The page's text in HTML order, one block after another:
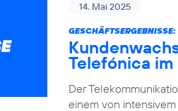
14. Mai 2025
GESCHÄFTSERGEBNISSE:
Telefónica
Der
einem von